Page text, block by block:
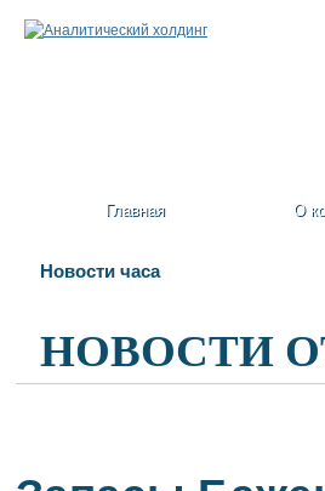
Главная О
Новости часа
НОВОСТИ